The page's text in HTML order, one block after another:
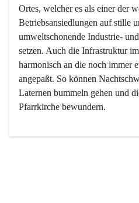
Ortes, welcher es als einer der
Betriebsansiedlungen auf stille
umweltschonende Industrie-
setzen. Auch die Infrastruktur
harmonisch an die noch immer
angepaßt. So können
Laternen bummeln gehen und
Pfarrkirche bewundern.
Der Weinbau dominert heute